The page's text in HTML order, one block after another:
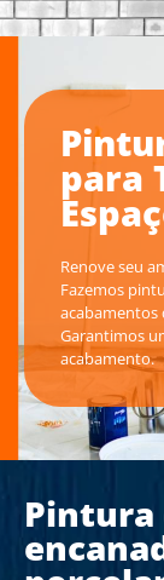
para
Renove seu
Fazemos
acabamentos
Garantimos
acabamento.
Pintura